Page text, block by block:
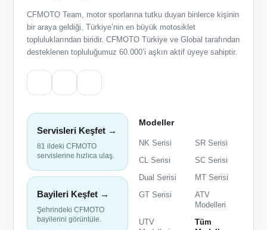
CFMOTO Team, motor sporlarına tutku duyan binlerce kişinin
bir araya geldiği, Türkiye’nin en büyük motosiklet
topluluklarından biridir. CFMOTO Türkiye ve Global tarafından
desteklenen topluluğumuz 60.000’i aşkın aktif üyeye sahiptir.
Servisleri Keşfet →
81 ildeki CFMOTO
servislerine hızlıca ulaş.
Bayileri Keşfet →
Şehrindeki CFMOTO
bayilerini görüntüle.
Modeller
NK Serisi
SR Serisi
CL Serisi
SC Serisi
Dual Serisi
MT Serisi
GT Serisi
ATV
Modelleri
UTV
Tüm